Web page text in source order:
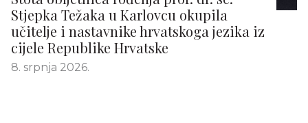
Stjepka Težaka u Karlovcu okupila
učitelje i nastavnike hrvatskoga jezika iz
cijele Republike Hrvatske
8. srpnja 2026.